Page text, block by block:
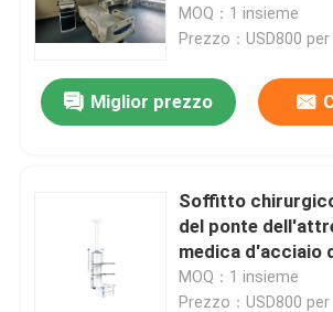
MOQ：1 insieme
Prezzo：USD800
Miglior prezzo
Soffitto
del ponte
medica d'acciaio
ICU
MOQ：1 insieme
Prezzo：USD800